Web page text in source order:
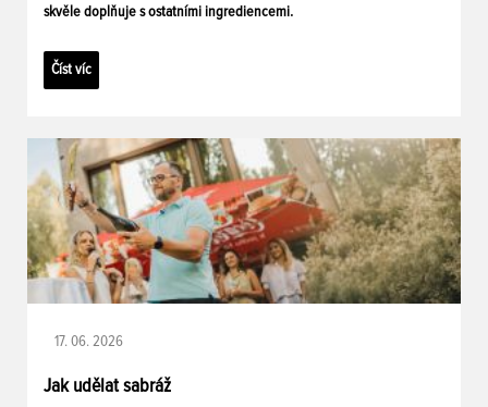
skvěle doplňuje s ostatními ingrediencemi.
Číst víc
17. 06. 2026
Jak udělat sabráž